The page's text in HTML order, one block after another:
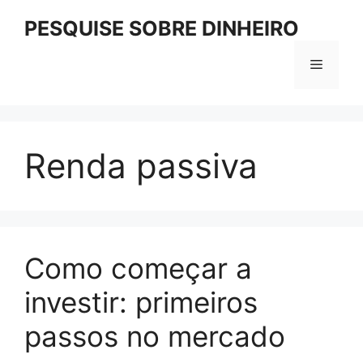
PESQUISE SOBRE DINHEIRO
Menu
Renda passiva
Como começar a
investir: primeiros
passos no mercado